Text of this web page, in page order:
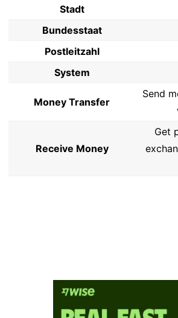
Stadt
Bundesstaat
Postleitzahl
System
Money Transfer
Send
Receive Money
Get